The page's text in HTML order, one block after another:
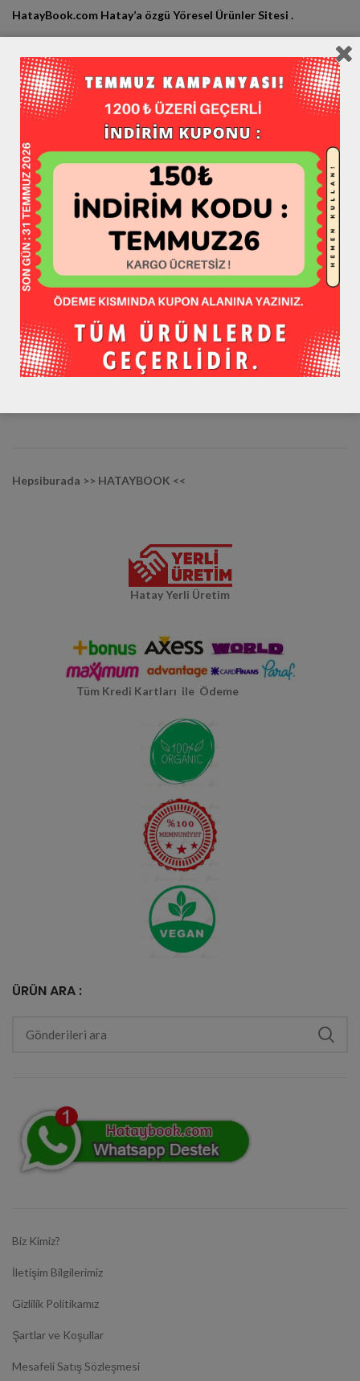
HatayBook.com Hatay’a özgü Yöresel Ürünler Sitesi .
Adres: Küçükdalyan Antakya Hatay Merkez
© HatayBook.com Mağaza Since 2013
Hataybook Markası bir “Book Grup” Kuruluşudur.
Sosyal Medya Hesaplarımız:
Instagram / hataybookcom
Twitter / hataybookcom
Facebook / hataybookcom
Youtube / hataybookcom
Diğer Mağazalarımız :
Hepsiburada >> HATAYBOOK <<
Hatay Yerli Üretim
Tüm Kredi Kartları ile Ödeme
ÜRÜN ARA :
Biz Kimiz?
İletişim Bilgilerimiz
Gizlilik Politikamız
Şartlar ve Koşullar
Mesafeli Satış Sözleşmesi